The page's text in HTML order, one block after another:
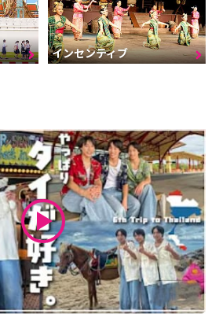
インセンティブ